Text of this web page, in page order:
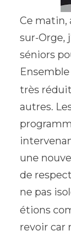
Ce matin,
sur-Orge,
séniors
Ensemble
très réduit
autres.
une
de
ne pas
étions
revoir car